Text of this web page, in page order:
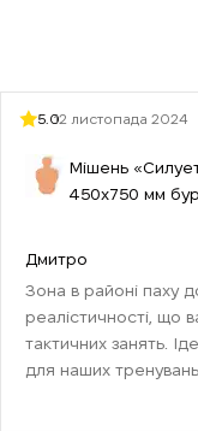
5.012 листопада 2024
Мішень
450х750 мм
Дмитро
Зона в районі паху
реалістичності, що
тактичних занять.
для наших